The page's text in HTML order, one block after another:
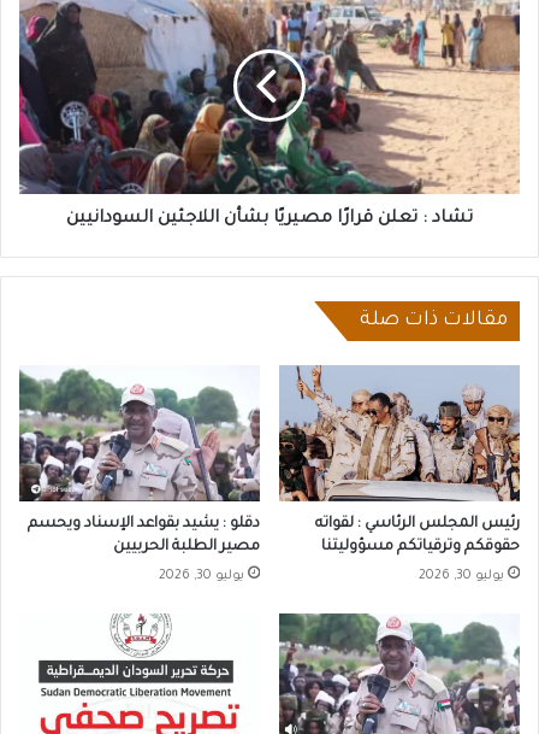
:
تعلن
قرارًا
مصيريًا
بشأن
اللاجئين
السودانيين
تشاد : تعلن قرارًا مصيريًا بشأن اللاجئين السودانيين
مقالات ذات صلة
رئيس المجلس الرئاسي : لقواته
حقوقكم وترقياتكم مسؤوليتنا
يوليو 30, 2026
دقلو : يشيد بقواعد الإسناد ويحسم
مصير الطلبة الحربيين
يوليو 30, 2026